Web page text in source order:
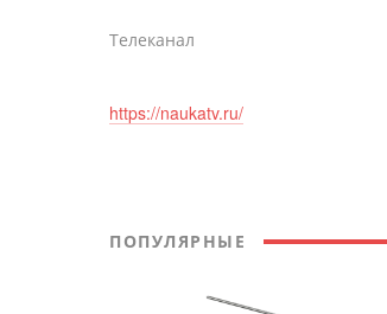
Телеканал
https://naukatv.ru/
ПОПУЛЯРНЫЕ